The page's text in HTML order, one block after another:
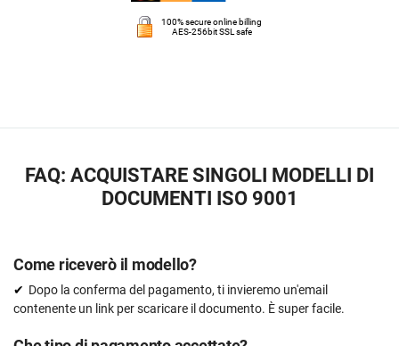
100% secure online billing
AES-256bit SSL safe
FAQ: ACQUISTARE SINGOLI MODELLI DI
DOCUMENTI ISO 9001
Come riceverò il modello?
Dopo la conferma del pagamento, ti invieremo un'email
contenente un link per scaricare il documento. È super facile.